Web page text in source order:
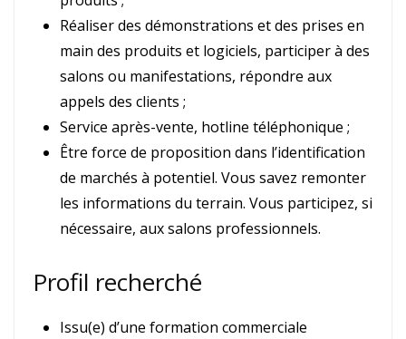
Réaliser des démonstrations et des prises en
main des produits et logiciels, participer à des
salons ou manifestations, répondre aux
appels des clients ;
Service après-vente, hotline téléphonique ;
Être force de proposition dans l’identification
de marchés à potentiel. Vous savez remonter
les informations du terrain. Vous participez, si
nécessaire, aux salons professionnels.
Profil recherché
Issu(e) d’une formation commerciale